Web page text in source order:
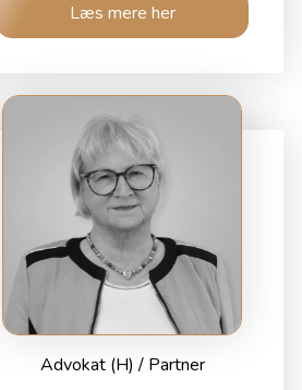
Læs mere her
Advokat (H) / Partner